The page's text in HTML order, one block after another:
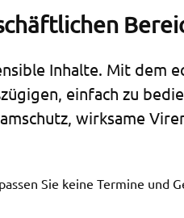
Inhalte. Mit dem
einfach zu
wirksame
Sie keine Termine und